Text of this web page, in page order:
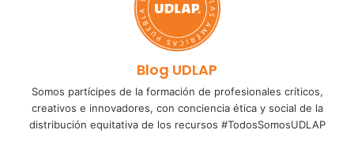
Blog UDLAP
Somos partícipes de la formación de profesionales críticos,
creativos e innovadores, con conciencia ética y social de la
distribución equitativa de los recursos #TodosSomosUDLAP